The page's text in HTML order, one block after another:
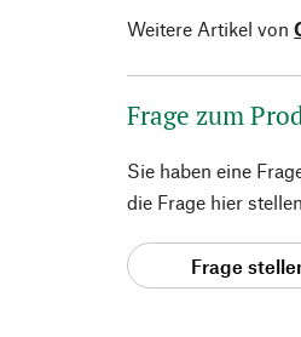
Weitere Artikel von
Frage zum
Sie haben eine
die Frage hier
Frage